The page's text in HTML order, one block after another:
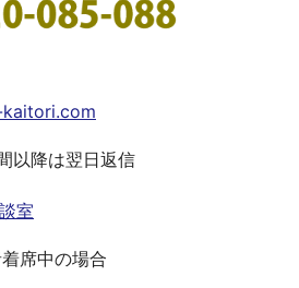
以降は翌日返信
室
席中の場合